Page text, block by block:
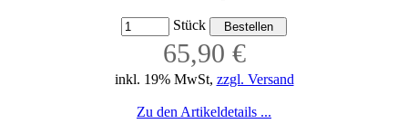
Stück
65,90 €
inkl. 19% MwSt, zzgl. Versand
Zu den Artikeldetails ...